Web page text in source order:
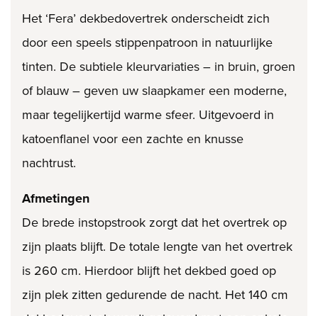
Het ‘Fera’ dekbedovertrek onderscheidt zich
door een speels stippenpatroon in natuurlijke
tinten. De subtiele kleurvariaties – in bruin, groen
of blauw – geven uw slaapkamer een moderne,
maar tegelijkertijd warme sfeer. Uitgevoerd in
katoenflanel voor een zachte en knusse
nachtrust.
Afmetingen
De brede instopstrook zorgt dat het overtrek op
zijn plaats blijft. De totale lengte van het overtrek
is 260 cm. Hierdoor blijft het dekbed goed op
zijn plek zitten gedurende de nacht. Het 140 cm